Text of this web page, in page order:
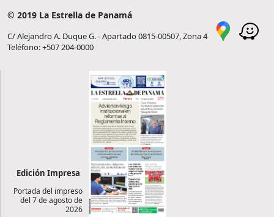
© 2019 La Estrella de Panamá
C/ Alejandro A. Duque G. - Apartado 0815-00507, Zona 4
Teléfono: +507 204-0000
Edición Impresa
Portada del impreso
del 7 de agosto de
2026